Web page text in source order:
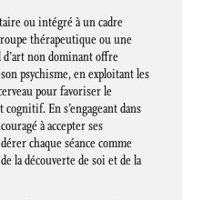
ou intégré à un cadre
thérapeutique ou une
d’art non dominant offre
psychisme, en exploitant les
pour favoriser le
En s’engageant dans
à accepter ses
chaque séance comme
la découverte de soi et de la